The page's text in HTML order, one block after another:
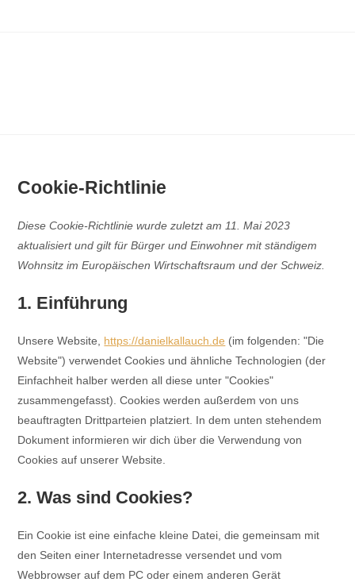
Cookie-Richtlinie
Diese Cookie-Richtlinie wurde zuletzt am 11. Mai 2023
aktualisiert und gilt für Bürger und Einwohner mit ständigem
Wohnsitz im Europäischen Wirtschaftsraum und der Schweiz.
1. Einführung
Unsere Website, https://danielkallauch.de (im folgenden: "Die
Website") verwendet Cookies und ähnliche Technologien (der
Einfachheit halber werden all diese unter "Cookies"
zusammengefasst). Cookies werden außerdem von uns
beauftragten Drittparteien platziert. In dem unten stehendem
Dokument informieren wir dich über die Verwendung von
Cookies auf unserer Website.
2. Was sind Cookies?
Ein Cookie ist eine einfache kleine Datei, die gemeinsam mit
den Seiten einer Internetadresse versendet und vom
Webbrowser auf dem PC oder einem anderen Gerät